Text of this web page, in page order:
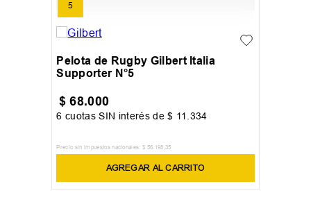
5
Pelota de Rugby Gilbert Italia
Supporter N°5
$ 68.000
6 cuotas SIN interés de$ 11.334
Precio sin impuestos nacionales: $ 56. 198 ,35
AGREGAR AL CARRITO